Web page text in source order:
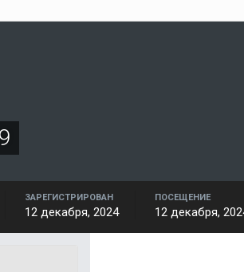
ЗАРЕГИСТРИРОВАН
12 декабря, 2024
ПОСЕЩЕНИЕ
12 декабря,